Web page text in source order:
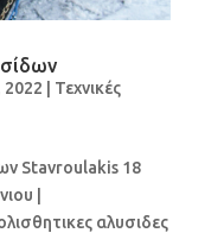
2022 | Τεχνικές
Stavroulakis 18
|
αλυσιδες